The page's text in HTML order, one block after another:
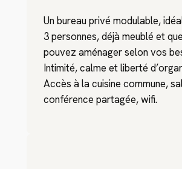
Un bureau privé modulable,
3 personnes, déjà meublé et
pouvez aménager selon vos
Intimité, calme et liberté
Accès à la cuisine commune,
conférence partagée, wifi.